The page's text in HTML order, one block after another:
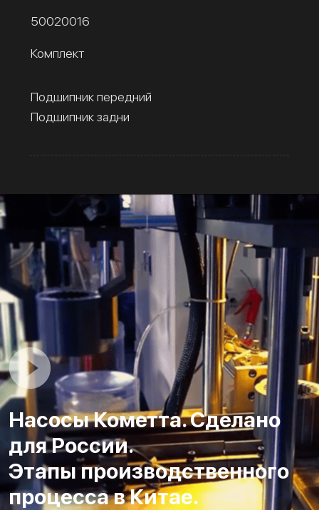
50020016
Комплект
Подшипник передний
Подшипник задни
Насосы Кометта. Сделано
для России.
Этапы производственного
процесса в Китае.